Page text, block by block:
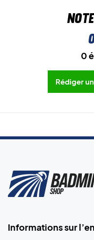
0
Rédiger
Informations sur